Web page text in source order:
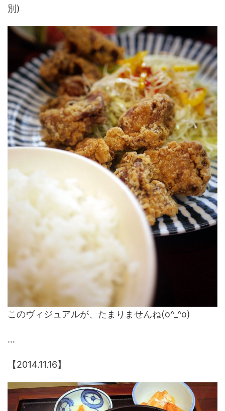
別)
このヴィジュアルが、たまりませんね(o^_^o)
…
【2014.11.16】